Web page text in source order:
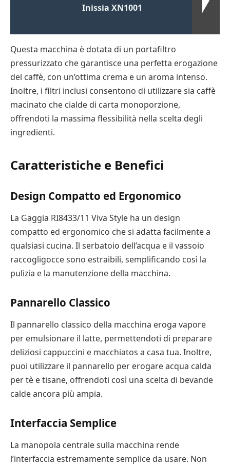
Inissia XN1001
Questa macchina è dotata di un portafiltro
pressurizzato che garantisce una perfetta erogazione
del caffè, con un’ottima crema e un aroma intenso.
Inoltre, i filtri inclusi consentono di utilizzare sia caffè
macinato che cialde di carta monoporzione,
offrendoti la massima flessibilità nella scelta degli
ingredienti.
Caratteristiche e Benefici
Design Compatto ed Ergonomico
La Gaggia RI8433/11 Viva Style ha un design
compatto ed ergonomico che si adatta facilmente a
qualsiasi cucina. Il serbatoio dell’acqua e il vassoio
raccogligocce sono estraibili, semplificando così la
pulizia e la manutenzione della macchina.
Pannarello Classico
Il pannarello classico della macchina eroga vapore
per emulsionare il latte, permettendoti di preparare
deliziosi cappuccini e macchiatos a casa tua. Inoltre,
puoi utilizzare il pannarello per erogare acqua calda
per tè e tisane, offrendoti così una scelta di bevande
calde ancora più ampia.
Interfaccia Semplice
La manopola centrale sulla macchina rende
l’interfaccia estremamente semplice da usare. Non